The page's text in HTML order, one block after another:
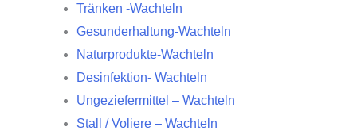
Tränken -Wachteln
Gesunderhaltung-Wachteln
Naturprodukte-Wachteln
Desinfektion- Wachteln
Ungeziefermittel – Wachteln
Stall / Voliere – Wachteln